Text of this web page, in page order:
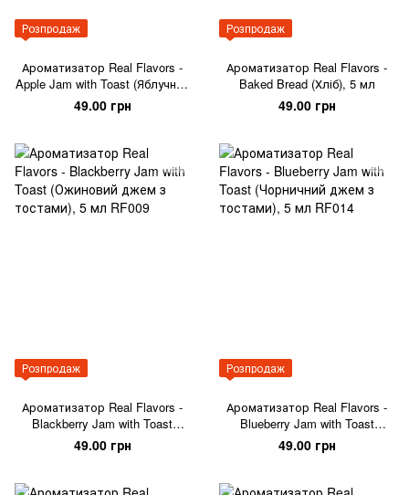
Розпродаж
Ароматизатор Real Flavors -
Apple Jam with Toast (Яблучний
джем з тостами), 5 мл
49.00 грн
Розпродаж
Ароматизатор Real Flavors -
Baked Bread (Хліб), 5 мл
49.00 грн
Розпродаж
Ароматизатор Real Flavors -
Blackberry Jam with Toast
(Ожиновий джем з тостами), 5
мл
49.00 грн
Розпродаж
Ароматизатор Real Flavors -
Blueberry Jam with Toast
(Чорничний джем з тостами),
5 мл
49.00 грн